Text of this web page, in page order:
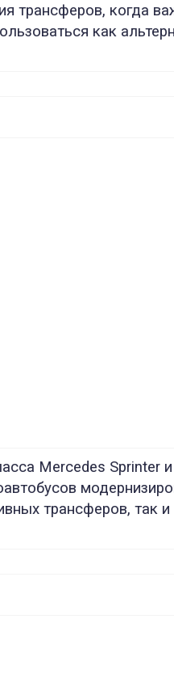
трансферов, когда
как
Mercedes Sprinter
трансферов, так